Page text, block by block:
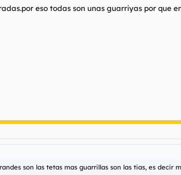
eso todas son unas guarriyas por que
son las tetas mas guarrillas son las tias, es decir